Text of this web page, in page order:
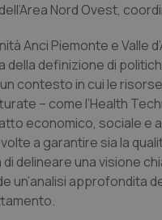
Nord Ovest,
Anci Piemonte e Valle
definizione di
contesto in cui le
– come l’Health
economico, sociale
a garantire sia la
delineare una visione
un’analisi approfondita